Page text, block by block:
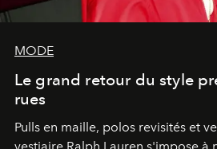
MODE
Le grand retour du style
rues
Pulls en maille, polos revisités et
vestiaire Ralph Lauren s'impose à